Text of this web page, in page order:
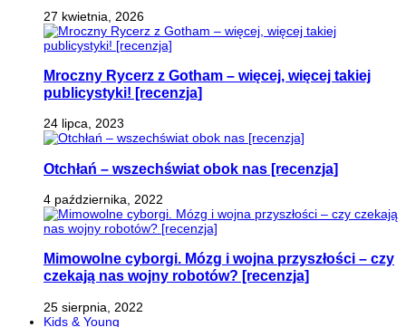
27 kwietnia, 2026
Mroczny Rycerz z Gotham – więcej, więcej takiej
publicystyki! [recenzja]
24 lipca, 2023
Otchłań – wszechświat obok nas [recenzja]
4 października, 2022
Mimowolne cyborgi. Mózg i wojna przyszłości – czy
czekają nas wojny robotów? [recenzja]
25 sierpnia, 2022
Kids & Young